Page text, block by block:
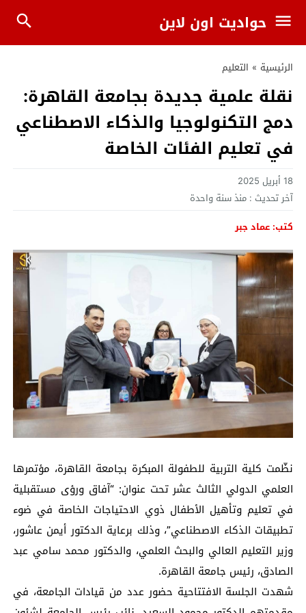
حواديت اون لاين
الرئيسية » التعليم
نقلة علمية جديدة بجامعة القاهرة:
دمج التكنولوجيا والذكاء الاصطناعي
في تعليم الفئات الخاصة
18 أبريل 2025
آخر تحديث : منذ سنة واحدة
كتب: عماد جبر
نظّمت كلية التربية للطفولة المبكرة بجامعة القاهرة، مؤتمرها
العلمي الدولي الثالث عشر تحت عنوان: “آفاق ورؤى مستقبلية
في تعليم وتأهيل الأطفال ذوي الاحتياجات الخاصة في ضوء
تطبيقات الذكاء الاصطناعي”، وذلك برعاية الدكتور أيمن عاشور،
وزير التعليم العالي والبحث العلمي، والدكتور محمد سامي عبد
الصادق، رئيس جامعة القاهرة.
شهدت الجلسة الافتتاحية حضور عدد من قيادات الجامعة، في